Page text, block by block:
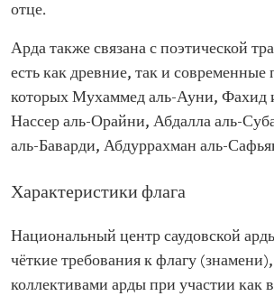
отце.
Арда также связана с поэтической
есть как древние, так и современные
которых Мухаммед аль-Ауни, Фахид
Нассер аль-Орайни, Абдалла аль-
аль-Баварди, Абдуррахман аль-
Характеристики флага
Национальный центр саудовской
чёткие требования к флагу
коллективами арды при участии как